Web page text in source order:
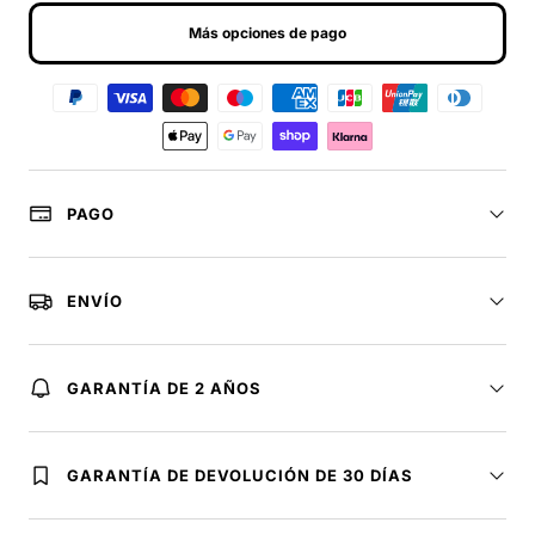
Más opciones de pago
PAGO
ENVÍO
GARANTÍA DE 2 AÑOS
GARANTÍA DE DEVOLUCIÓN DE 30 DÍAS